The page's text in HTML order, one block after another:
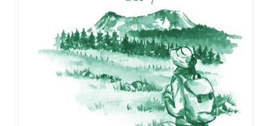
ACHETER LE PRODUIT / DÉTAILS